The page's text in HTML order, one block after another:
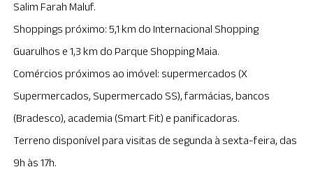
Salim Farah Maluf.
Shoppings próximo: 5,1 km do Internacional Shopping
Guarulhos e 1,3 km do Parque Shopping Maia.
Comércios próximos ao imóvel: supermercados (X
Supermercados, Supermercado SS), farmácias, bancos
(Bradesco), academia (Smart Fit) e panificadoras.
Terreno disponível para visitas de segunda à sexta-feira, das
9h às 17h.